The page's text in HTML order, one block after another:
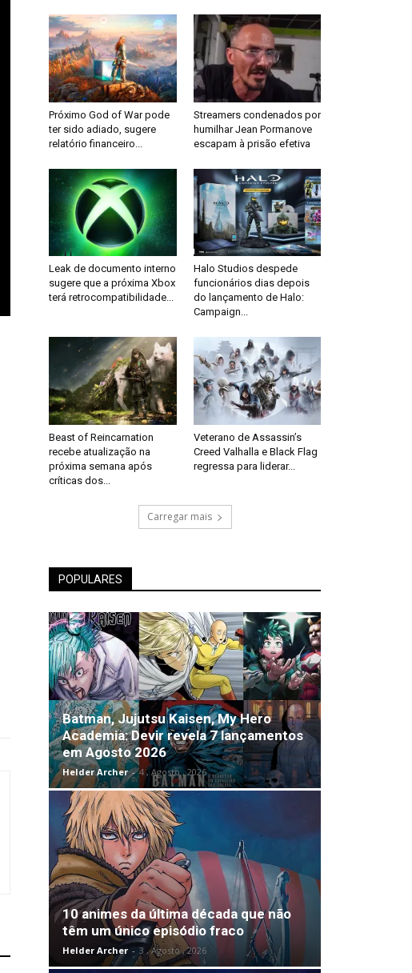
Próximo God of War pode
ter sido adiado, sugere
relatório financeiro...
Streamers condenados por
humilhar Jean Pormanove
escapam à prisão efetiva
Leak de documento interno
sugere que a próxima Xbox
terá retrocompatibilidade...
Halo Studios despede
funcionários dias depois
do lançamento de Halo:
Campaign...
Beast of Reincarnation
recebe atualização na
próxima semana após
críticas dos...
Veterano de Assassin’s
Creed Valhalla e Black Flag
regressa para liderar...
Carregar mais
POPULARES
Batman, Jujutsu Kaisen, My Hero
Academia: Devir revela 7 lançamentos
em Agosto 2026
Helder Archer - 4 , Agosto , 2026
10 animes da última década que não
têm um único episódio fraco
Helder Archer - 3 , Agosto , 2026